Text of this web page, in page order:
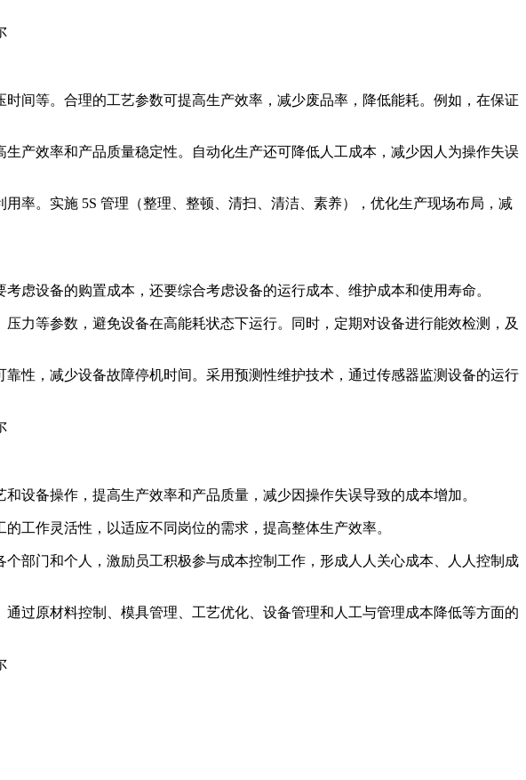
间等。合理的工艺参数可提高生产效率，减少废品率，降低能耗。例如，在保证
产效率和产品质量稳定性。自动化生产还可降低人工成本，减少因人为操作失误
率。实施 5S 管理（整理、整顿、清扫、清洁、素养），优化生产现场布局，减
虑设备的购置成本，还要综合考虑设备的运行成本、维护成本和使用寿命。
力等参数，避免设备在高能耗状态下运行。同时，定期对设备进行能效检测，及
性，减少设备故障停机时间。采用预测性维护技术，通过传感器监测设备的运行
设备操作，提高生产效率和产品质量，减少因操作失误导致的成本增加。
工作灵活性，以适应不同岗位的需求，提高整体生产效率。
部门和个人，激励员工积极参与成本控制工作，形成人人关心成本、人人控制成
过原材料控制、模具管理、工艺优化、设备管理和人工与管理成本降低等方面的